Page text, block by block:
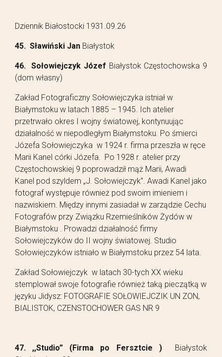
Dziennik Białostocki 1931.09.26
45. Sławiński Jan Białystok
46. Sołowiejczyk Józef Białystok Częstochowska 9
(dom własny)
Zakład Fotograficzny Sołowiejczyka istniał w
Białymstoku w latach 1885 – 1945. Ich atelier
przetrwało okres I wojny światowej, kontynuując
działalność w niepodległym Białymstoku. Po śmierci
Józefa Sołowiejczyka w 1924 r. firma przeszła w ręce
Marii Kanel córki Józefa. Po 1928 r. atelier przy
Częstochowskiej 9 poprowadził mąż Marii, Awadi
Kanel pod szyldem „J. Sołowiejczyk”. Awadi Kanel jako
fotograf występuje również pod swoim imieniem i
nazwiskiem. Między innymi zasiadał w zarządzie Cechu
Fotografów przy Związku Rzemieślników Żydów w
Białymstoku . Prowadzi działalność firmy
Sołowiejczyków do II wojny światowej. Studio
Sołowiejczyków istniało w Białymstoku przez 54 lata.
Zakład Sołowiejczyk w latach 30-tych XX wieku
stemplował swoje fotografie również taką pieczątką w
języku Jidysz: FOTOGRAFIE SOŁOWIEJCZIK UN ZON,
BIALISTOK, CZENSTOCHOWER GAS NR 9
47. ,,Studio” (Firma po Fersztcie )Białystok